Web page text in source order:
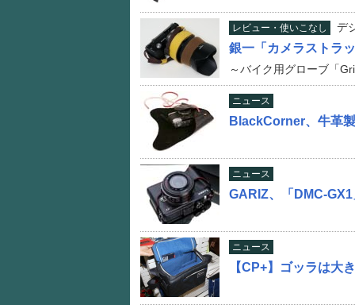
レビュー・使いこなし デ
銀一「カメラストラ
～バイク用グローブ「
ニュース
BlackCorner、牛革
ニュース
GARIZ、「DMC-
ニュース
【CP+】ゴッラは大